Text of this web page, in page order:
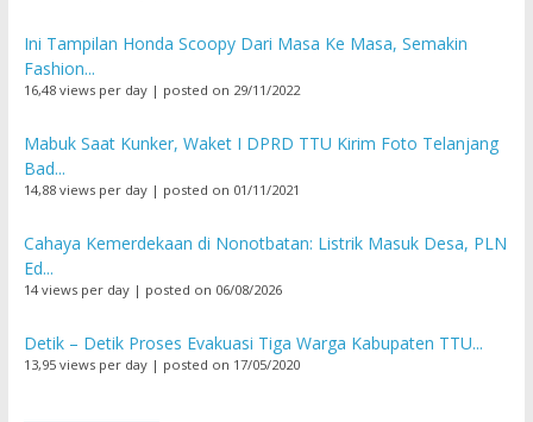
Ini Tampilan Honda Scoopy Dari Masa Ke Masa, Semakin
Fashion...
16,48 views per day| posted on 29/11/2022
Mabuk Saat Kunker, Waket I DPRD TTU Kirim Foto Telanjang
Bad...
14,88 views per day| posted on 01/11/2021
Cahaya Kemerdekaan di Nonotbatan: Listrik Masuk Desa, PLN
Ed...
14 views per day| posted on 06/08/2026
Detik – Detik Proses Evakuasi Tiga Warga Kabupaten TTU...
13,95 views per day| posted on 17/05/2020